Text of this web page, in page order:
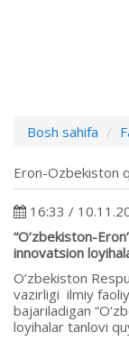
Bosh sahifa
Eron-Ozbekiston
16:33 /
“O‘zbekiston-
innovatsion
O‘zbekiston
vazirligi ilmiy
bajariladigan
loyihalar tanlovi